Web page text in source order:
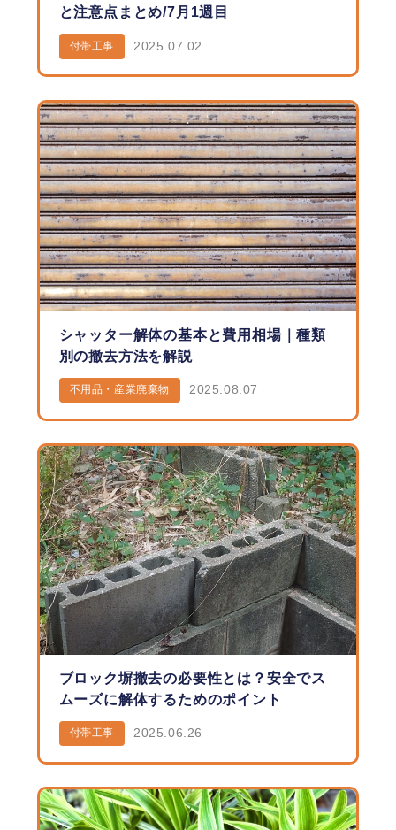
と注意点まとめ/7月1週目
付帯工事 2025.07.02
シャッター解体の基本と費用相場｜種類
別の撤去方法を解説
不用品・産業廃棄物 2025.08.07
ブロック塀撤去の必要性とは？安全でス
ムーズに解体するためのポイント
付帯工事 2025.06.26